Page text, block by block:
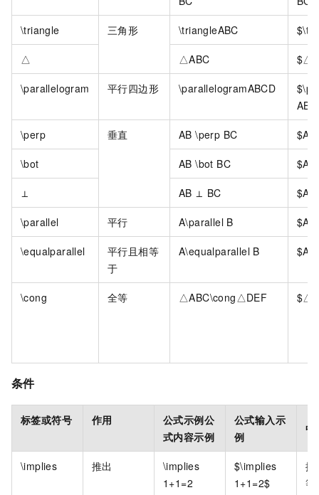
\triangle 三角形 \triangleABC
△ △ABC
\parallelogram 平行四边形 \parallelogramABCD
\perp 垂直 AB \perp BC
\bot AB \bot BC
⊥ AB ⊥ BC
\parallel 平行 A\parallel B
\equalparallel
平行且相等
于
A\equalparallel B
\cong 全等 △ABC\cong△DEF
条件
标签或符号 作用
公式示例公
式内容示例
公式输入示
例
中
\implies 推出
\implies
1+1=2
$\implies
1+1=2$
推
等